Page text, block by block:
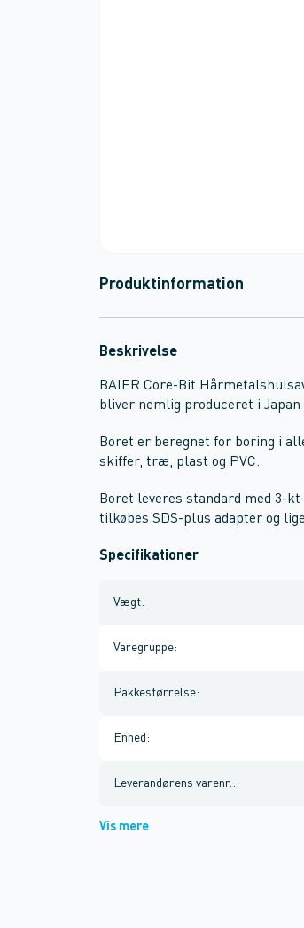
Produktinformation
Beskrivelse
BAIER Core-Bit
bliver nemlig produceret i
Boret er beregnet for boring i
skiffer, træ, plast og PVC.
Boret leveres standard med 3-
tilkøbes SDS-plus adapter og
Specifikationer
Vægt:
Varegruppe:
Pakkestørrelse:
Enhed :
Leverandørens varenr. :
Vis mere